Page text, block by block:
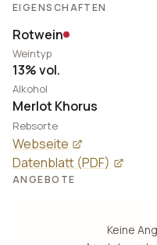
EIGENSCHAFTEN
Rotwein
Weintyp
13% vol.
Alkohol
Merlot Khorus
Rebsorte
Webseite
Datenblatt (PDF)
ANGEBOTE
Keine